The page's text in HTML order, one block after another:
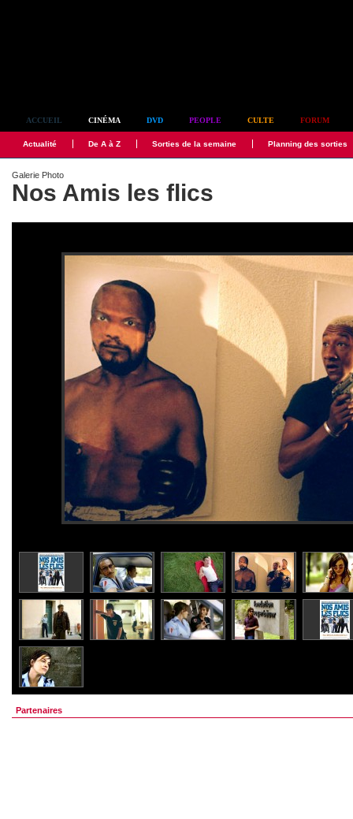
ACCUEIL CINÉMA DVD PEOPLE CULTE FORUM
Actualité De A à Z Sorties de la semaine Planning des sorties
Galerie Photo
Nos Amis les flics
Partenaires